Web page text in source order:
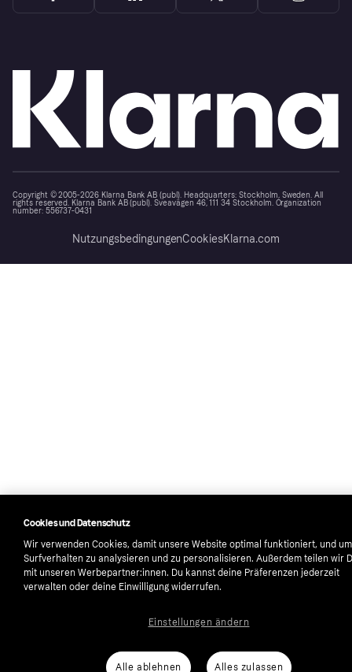
Copyright © 2005-2026 Klarna Bank AB (publ). Headquarters: Stockholm, Sweden. All
rights reserved. Klarna Bank AB (publ). Sveavägen 46, 111 34 Stockholm. Organization
number: 556737-0431
NutzungsbedingungenCookiesKlarna.com
Cookies und Datenschutz
Wir verwenden Cookies, damit unsere Website optimal funktioniert, und
Surfverhalten zu analysieren und zu personalisieren. Außerdem teilen wir
mit unseren Werbepartner:innen. Du kannst deine Präferenzen jederzeit
verwalten oder deine Einwilligung widerrufen.
Alle ablehnen Alles zulassen
Einstellungen ändern